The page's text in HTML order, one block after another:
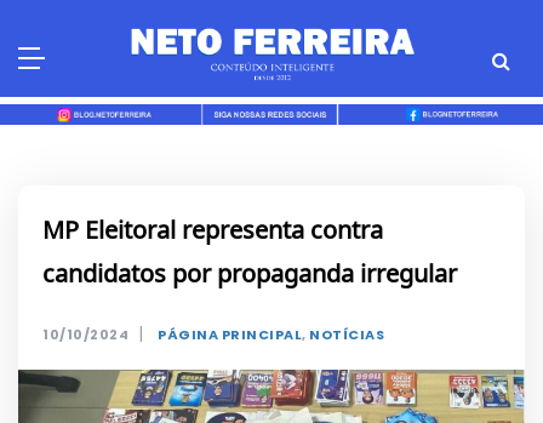
MP Eleitoral representa contra
candidatos por propaganda irregular
10/10/2024 | PÁGINA PRINCIPAL, NOTÍCIAS